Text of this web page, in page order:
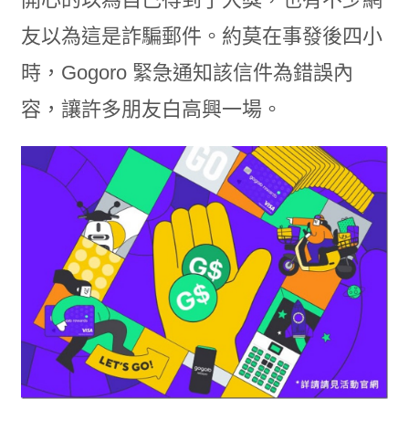
友以為這是詐騙郵件。約莫在事發後四小
時，Gogoro 緊急通知該信件為錯誤內
容，讓許多朋友白高興一場。